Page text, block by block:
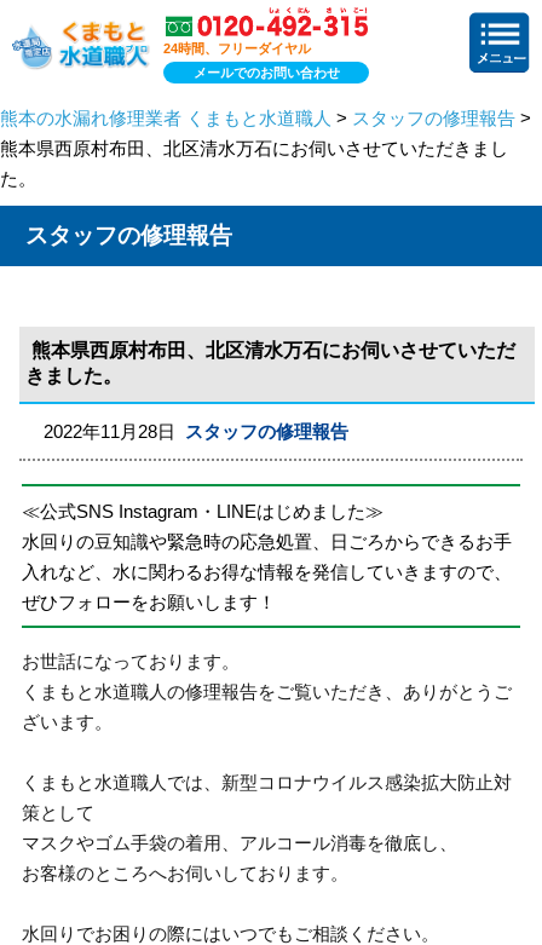
24時間、フリーダイヤル
メールでのお問い合わせ
熊本の水漏れ修理業者 くまもと水道職人 > スタッフの修理報告 >
熊本県西原村布田、北区清水万石にお伺いさせていただきまし
た。
スタッフの修理報告
熊本県西原村布田、北区清水万石にお伺いさせていただ
きました。
2022年11月28日 スタッフの修理報告
≪公式SNS Instagram・LINEはじめました≫
水回りの豆知識や緊急時の応急処置、日ごろからできるお手
入れなど、水に関わるお得な情報を発信していきますので、
ぜひフォローをお願いします！
お世話になっております。
くまもと水道職人の修理報告をご覧いただき、ありがとうご
ざいます。
くまもと水道職人では、新型コロナウイルス感染拡大防止対
策として
マスクやゴム手袋の着用、アルコール消毒を徹底し、
お客様のところへお伺いしております。
水回りでお困りの際にはいつでもご相談ください。